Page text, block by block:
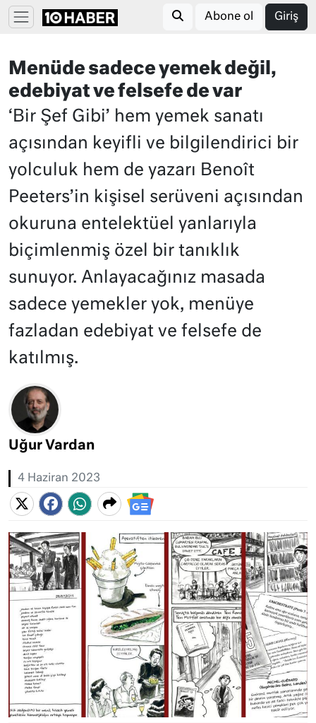
Abone ol Giriş
Menüde sadece yemek değil,
edebiyat ve felsefe de var
‘Bir Şef Gibi’ hem yemek sanatı
açısından keyifli ve bilgilendirici bir
yolculuk hem de yazarı Benoît
Peeters’in kişisel serüveni açısından
okuruna entelektüel yanlarıyla
biçimlenmiş özel bir tanıklık
sunuyor. Anlayacağınız masada
sadece yemekler yok, menüye
fazladan edebiyat ve felsefe de
katılmış.
Uğur Vardan
4 Haziran 2023